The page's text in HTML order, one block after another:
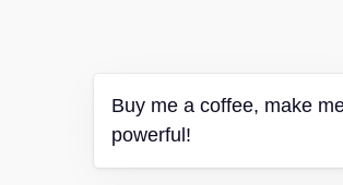
Buy me a coffee, make
powerful!